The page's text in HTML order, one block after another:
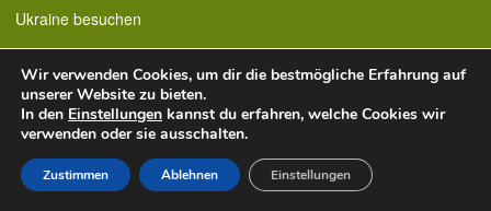
Ukraine besuchen
Wir verwenden Cookies, um dir die bestmögliche Erfahrung auf
unserer Website zu bieten.
In den Einstellungen kannst du erfahren, welche Cookies wir
verwenden oder sie ausschalten.
Zustimmen Ablehnen Einstellungen